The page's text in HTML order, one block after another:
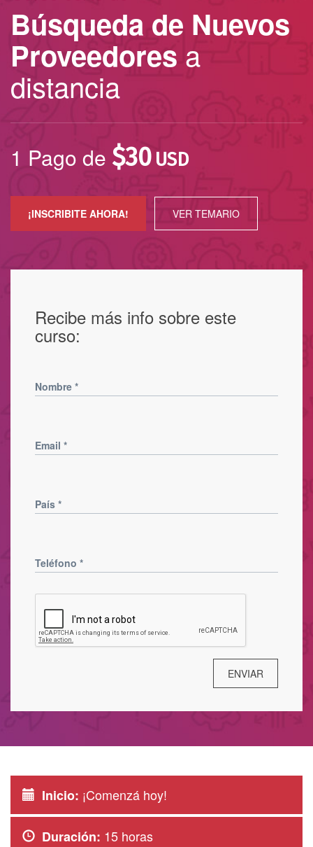
Búsqueda de Nuevos
Proveedores a
distancia
1 Pago de $30 USD
¡INSCRIBITE AHORA! VER TEMARIO
Recibe más info sobre este
curso:
Nombre *
Email *
País *
Teléfono *
Inicio: ¡Comenzá hoy!
Duración: 15 horas